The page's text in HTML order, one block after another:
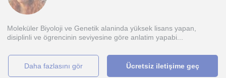
Moleküler Biyoloji ve Genetik alaninda yüksek lisans yapan,
disiplinli ve ögrencinin seviyesine göre anlatim yapabi...
daha fazlasını gör Ücretsiz iletişime geç